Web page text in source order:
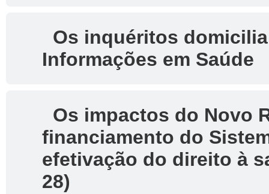
Os inquéritos
Informações em Saúde
Os impactos do Novo
financiamento do
efetivação do direito à
28)